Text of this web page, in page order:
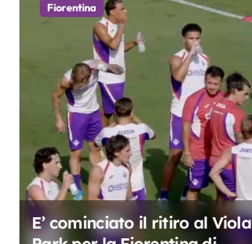
Fiorentina
E’ cominciato il ritiro al Viola